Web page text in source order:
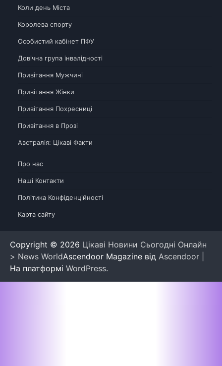
Коли день Міста
Королева спорту
Особистий кабінет ПФУ
Довічна група інвалідності
Привітання Мужчині
Привітання Жінки
Привітання Похресниці
Привітання в Прозі
Австралія: Цікаві Факти
Про нас
Наші Контакти
Політика Конфіденційності
Карта сайту
Copyright © 2026 Цікаві Новини Сьогодні Онлайн
> News WorldAscendoor Magazine від Ascendoor
На платформі WordPress.